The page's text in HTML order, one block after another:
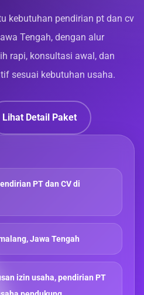
kebutuhan pendirian pt dan cv
Tengah, dengan alur
rapi, konsultasi awal, dan
sesuai kebutuhan usaha.
Lihat Detail Paket
PT dan CV di
Jawa Tengah
izin usaha, pendirian PT